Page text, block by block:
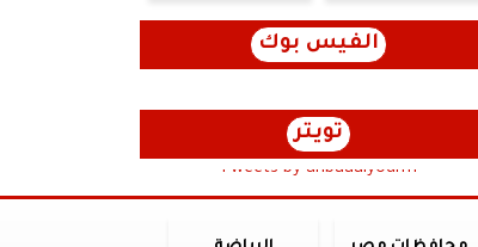
الفيس بوك
تويتر
Tweets by anbaaalyoum1